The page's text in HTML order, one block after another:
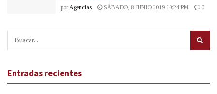
porAgencias SÁBADO, 8 JUNIO 2019 10:24 PM 0
Entradas recientes